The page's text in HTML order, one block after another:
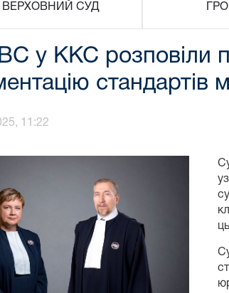
ВЕРХОВНИЙ СУД
у ККС розповіли
стандартів
11:22